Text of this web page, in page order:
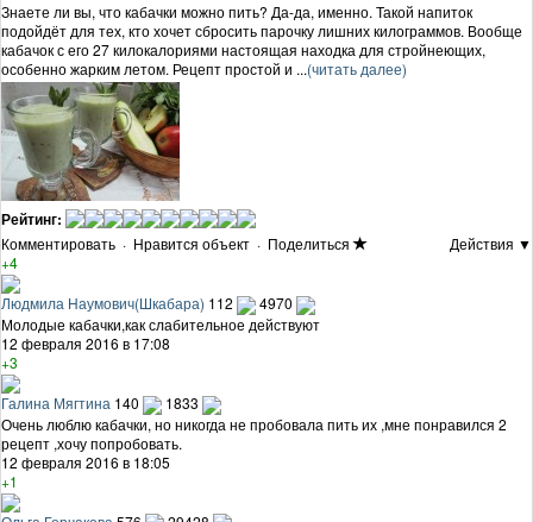
Знаете ли вы, что кабачки можно пить? Да-да, именно. Такой напиток
подойдёт для тех, кто хочет сбросить парочку лишних килограммов. Вообще
кабачок с его 27 килокалориями настоящая находка для стройнеющих,
особенно жарким летом. Рецепт простой и ...(читать далее)
Рейтинг:
Комментировать · Нравится объект · Поделиться
Действия ▼
+4
Людмила Наумович(Шкабара) 112
4970
Молодые кабачки,как слабительное действуют
12 февраля 2016 в 17:08
+3
Галина Мягтина 140
1833
Очень люблю кабачки, но никогда не пробовала пить их ,мне понравился 2
рецепт ,хочу попробовать.
12 февраля 2016 в 18:05
+1